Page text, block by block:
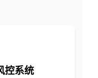
控系统